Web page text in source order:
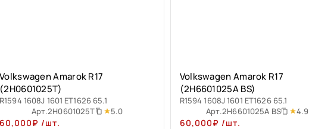
Volkswagen Amarok R17
(2H0601025T)
R1594 1608J 1601 ET1626 65.1
Арт.2H0601025T 5.0
60,000₽ /шт.
Volkswagen Amarok R17
(2H6601025A BS)
R1594 1608J 1601 ET1626 65.1
Арт.2H6601025A BS 4.9
60,000₽ /шт.